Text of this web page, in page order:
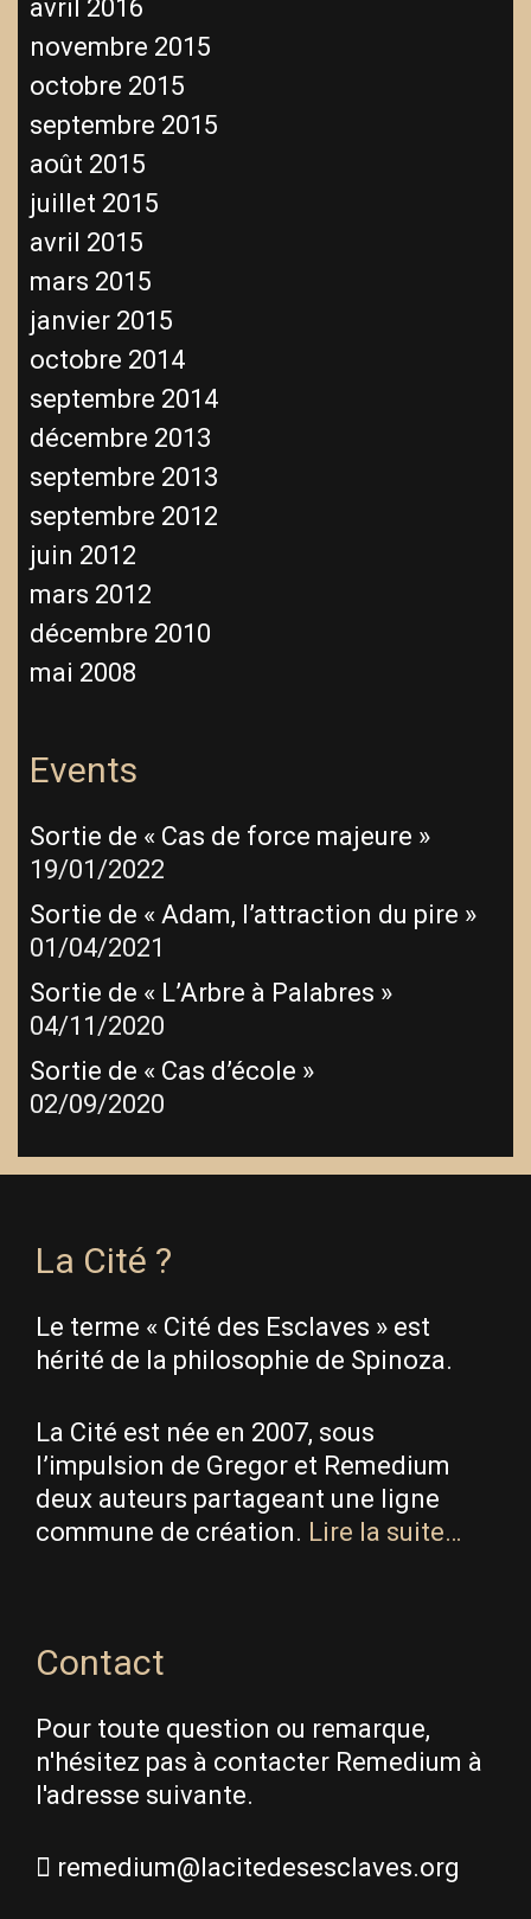
avril 2016
novembre 2015
octobre 2015
septembre 2015
août 2015
juillet 2015
avril 2015
mars 2015
janvier 2015
octobre 2014
septembre 2014
décembre 2013
septembre 2013
septembre 2012
juin 2012
mars 2012
décembre 2010
mai 2008
Events
Sortie de « Cas de force majeure »
19/01/2022
Sortie de « Adam, l’attraction du pire »
01/04/2021
Sortie de « L’Arbre à Palabres »
04/11/2020
Sortie de « Cas d’école »
02/09/2020
La Cité ?
Le terme « Cité des Esclaves » est
hérité de la philosophie de Spinoza.
La Cité est née en 2007, sous
l’impulsion de Gregor et Remedium
deux auteurs partageant une ligne
commune de création. Lire la suite…
Contact
Pour toute question ou remarque,
n'hésitez pas à contacter Remedium à
l'adresse suivante.
remedium@lacitedesesclaves.org